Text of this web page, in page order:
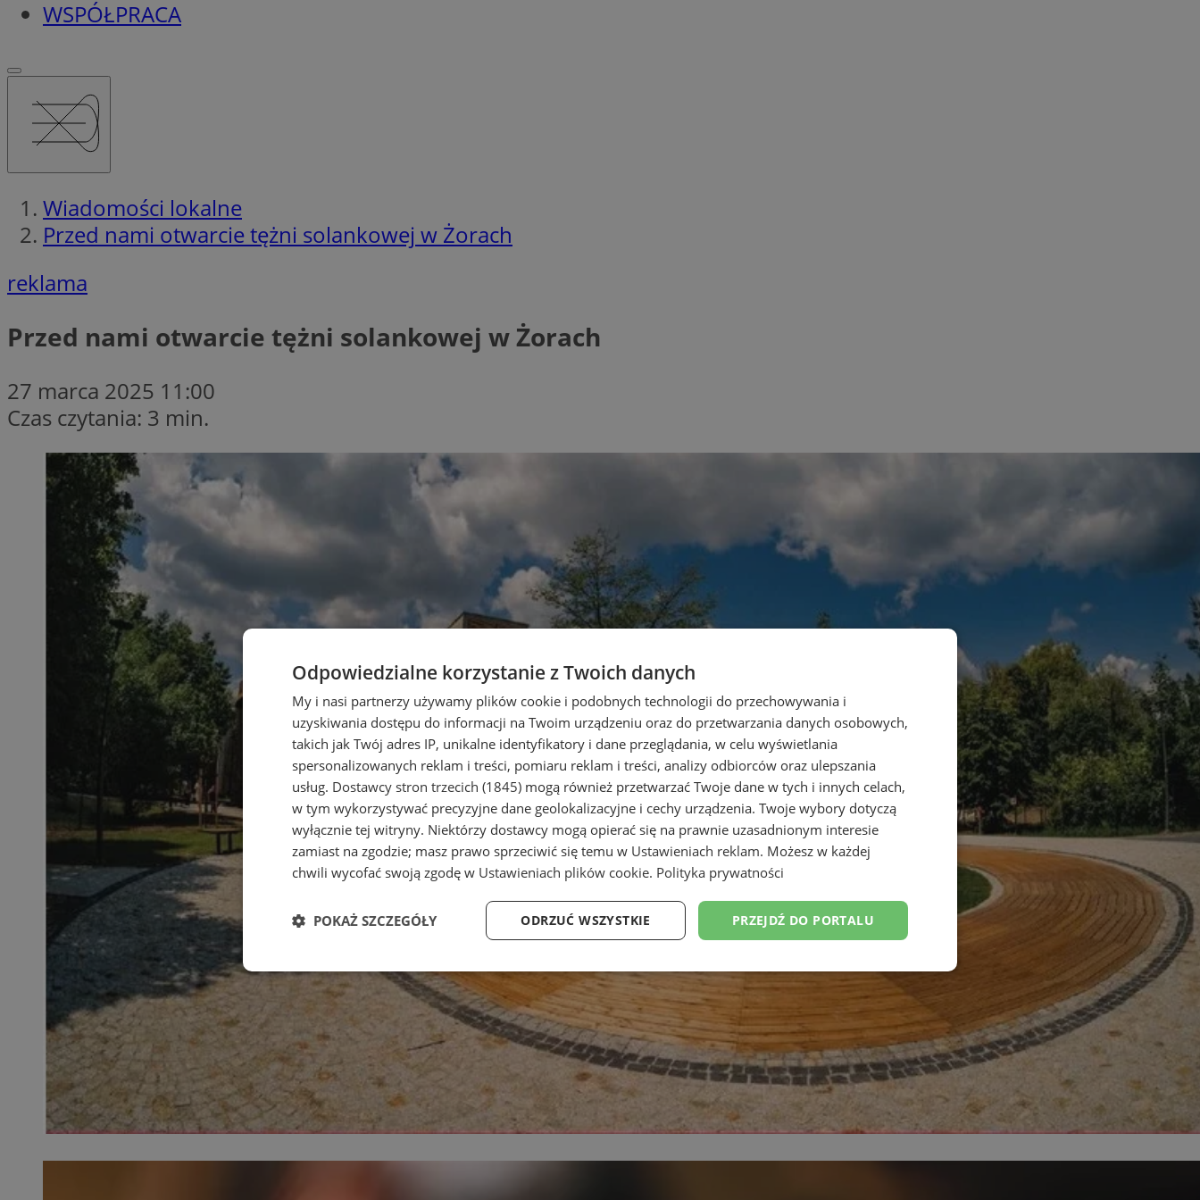
WSPÓŁPRACA
Wiadomości lokalne
Przed nami otwarcie tężni solankowej w Żorach
reklama
Przed nami otwarcie tężni solankowej w Żorach
27 marca 2025 11:00
Czas czytania: 3 min.
Odpowiedzialne korzystanie z Twoich danych
My i nasi partnerzy używamy plików cookie i podobnych technologii do przechowywania i
uzyskiwania dostępu do informacji na Twoim urządzeniu oraz do przetwarzania danych osobowych,
takich jak Twój adres IP, unikalne identyfikatory i dane przeglądania, w celu wyświetlania
spersonalizowanych reklam i treści, pomiaru reklam i treści, analizy odbiorców oraz ulepszania
usług. Dostawcy stron trzecich (1845) mogą również przetwarzać Twoje dane w tych i innych celach,
w tym wykorzystywać precyzyjne dane geolokalizacyjne i cechy urządzenia. Twoje wybory dotyczą
wyłącznie tej witryny. Niektórzy dostawcy mogą opierać się na prawnie uzasadnionym interesie
zamiast na zgodzie; masz prawo sprzeciwić się temu w Ustawieniach reklam. Możesz w każdej
chwili wycofać swoją zgodę w Ustawieniach plików cookie. Polityka prywatności
PRZEJDŹ DO PORTALU
ODRZUĆ WSZYSTKIE
POKAŻ SZCZEGÓŁY
Niezbędne Wydajność Targetowanie Funkcjonalność Niesklasyfikowane
Niezbędne Wydajność Targetowanie Funkcjonalność Niesklasyfikowane
Niezbędne pliki cookie umożliwiają korzystanie z podstawowych funkcji strony internetowej, takich jak logowanie użytkownika i